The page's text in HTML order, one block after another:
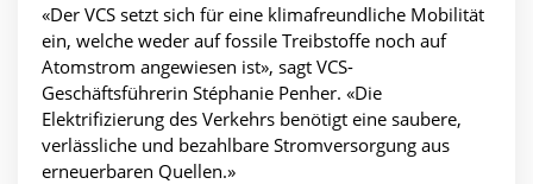
«Der VCS setzt sich für eine klimafreundliche Mobilität
ein, welche weder auf fossile Treibstoffe noch auf
Atomstrom angewiesen ist», sagt VCS-
Geschäftsführerin Stéphanie Penher. «Die
Elektrifizierung des Verkehrs benötigt eine saubere,
verlässliche und bezahlbare Stromversorgung aus
erneuerbaren Quellen.»